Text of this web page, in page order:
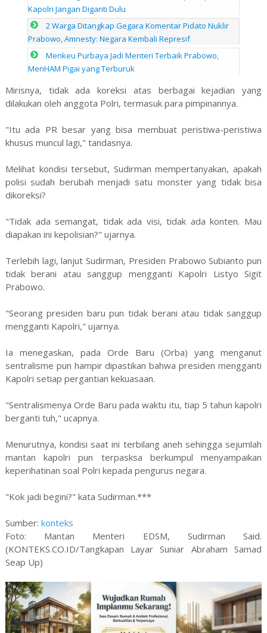
Kapolri Jangan Diganti Dulu
2 Warga Ditangkap Gegara Komentar Pidato Nuklir
Prabowo, Amnesty: Negara Kembali Represif
Menkeu Purbaya Jadi Menteri Terbaik Prabowo,
MenHAM Pigai yang Terburuk
Mirisnya, tidak ada koreksi atas berbagai kejadian yang
dilakukan oleh anggota Polri, termasuk para pimpinannya.
"Itu ada PR besar yang bisa membuat peristiwa-peristiwa
khusus muncul lagi," tandasnya.
Melihat kondisi tersebut, Sudirman mempertanyakan, apakah
polisi sudah berubah menjadi satu monster yang tidak bisa
dikoreksi?
"Tidak ada semangat, tidak ada visi, tidak ada konten. Mau
diapakan ini kepolisian?" ujarnya.
Terlebih lagi, lanjut Sudirman, Presiden Prabowo Subianto pun
tidak berani atau sanggup mengganti Kapolri Listyo Sigit
Prabowo.
"Seorang presiden baru pun tidak berani atau tidak sanggup
mengganti Kapolri," ujarnya.
Ia menegaskan, pada Orde Baru (Orba) yang menganut
sentralisme pun hampir dipastikan bahwa presiden mengganti
Kapolri setiap pergantian kekuasaan.
"Sentralismenya Orde Baru pada waktu itu, tiap 5 tahun kapolri
berganti tuh," ucapnya.
Menurutnya, kondisi saat ini terbilang aneh sehingga sejumlah
mantan kapolri pun terpasksa berkumpul menyampaikan
keperihatinan soal Polri kepada pengurus negara.
"Kok jadi begini?" kata Sudirman.***
Sumber: konteks
Foto: Mantan Menteri EDSM, Sudirman Said.
(KONTEKS.CO.ID/Tangkapan Layar Suniar Abraham Samad
Seap Up)